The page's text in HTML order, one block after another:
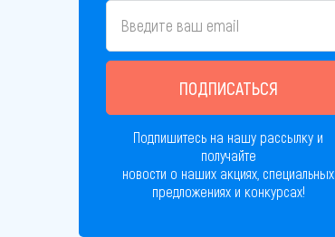
ПОДПИСАТЬСЯ
Подпишитесь на нашу рассылку и
получайте
новости о наших акциях, специальных
предложениях и конкурсах!